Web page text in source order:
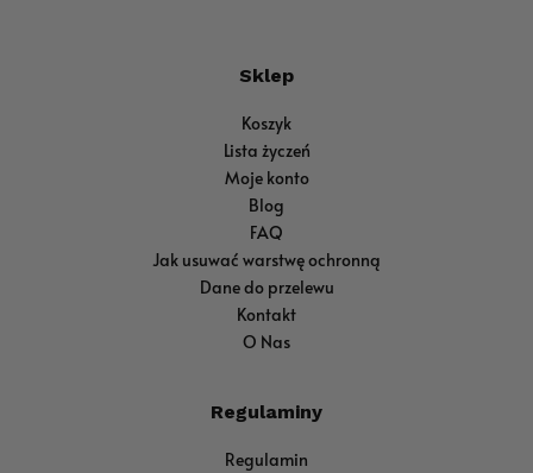
Sklep
Koszyk
Lista życzeń
Moje konto
Blog
FAQ
Jak usuwać warstwę ochronną
Dane do przelewu
Kontakt
O Nas
Regulaminy
Regulamin